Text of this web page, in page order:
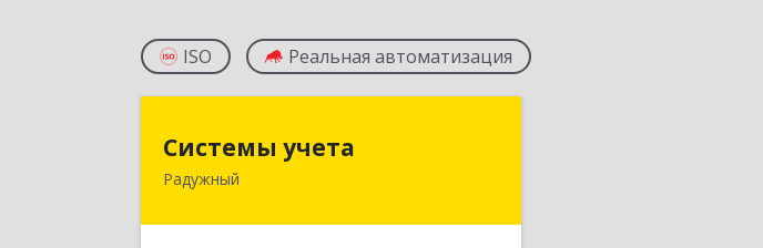
ISO Реальная автоматизация
Системы учета
Радужный